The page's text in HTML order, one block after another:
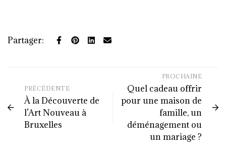
Partager:
PRÉCÉDENTE
À la Découverte de
l’Art Nouveau à
Bruxelles
PROCHAINE
Quel cadeau offrir
pour une maison de
famille, un
déménagement ou
un mariage ?